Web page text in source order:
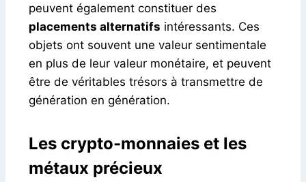
peuvent également constituer des
placements alternatifs intéressants. Ces
objets ont souvent une valeur sentimentale
en plus de leur valeur monétaire, et peuvent
être de véritables trésors à transmettre de
génération en génération.
Les crypto-monnaies et les
métaux précieux